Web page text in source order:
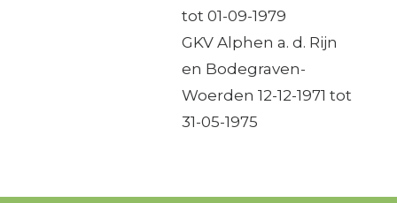
tot 01-09-1979
GKV Alphen a. d. Rijn
en Bodegraven-
Woerden 12-12-1971 tot
31-05-1975